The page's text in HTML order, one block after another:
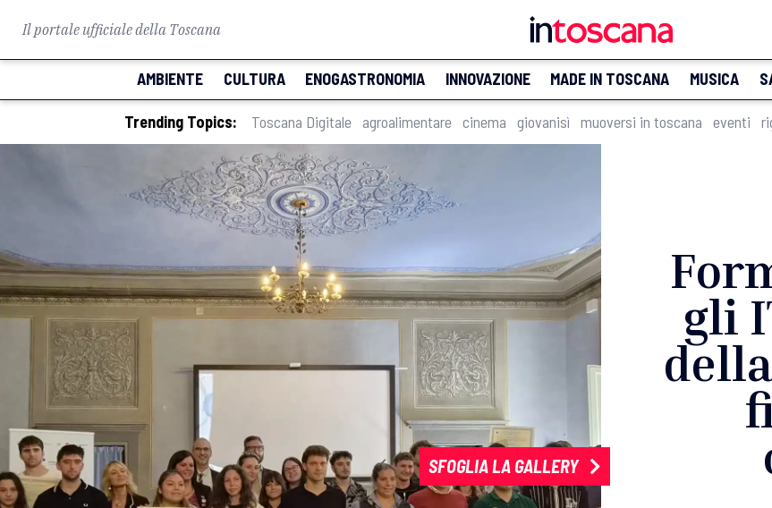
Il portale ufficiale della Toscana
AMBIENTE CULTURA ENOGASTRONOMIA INNOVAZIONE MADE IN TOSCANA MUSICA
Trending Topics: Toscana Digitale agroalimentare cinema giovanisì muoversi in toscana eventi
SFOGLIA LA GALLERY
gli